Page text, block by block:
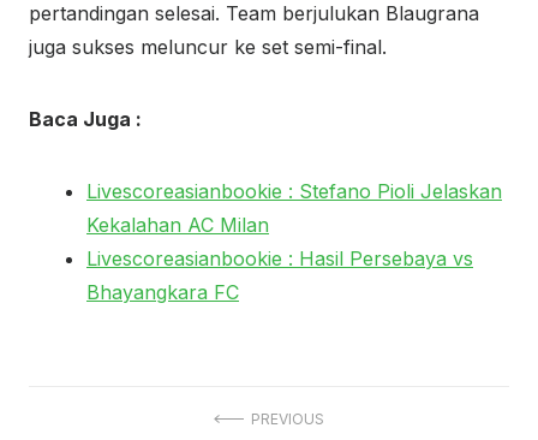
pertandingan selesai. Team berjulukan Blaugrana
juga sukses meluncur ke set semi-final.
Baca Juga :
Livescoreasianbookie : Stefano Pioli Jelaskan
Kekalahan AC Milan
Livescoreasianbookie : Hasil Persebaya vs
Bhayangkara FC
PREVIOUS